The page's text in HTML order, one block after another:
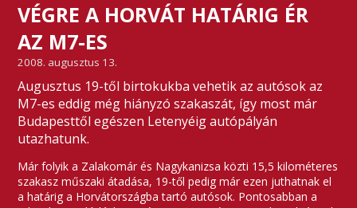
VÉGRE A HORVÁT HATÁRIG ÉR
AZ M7-ES
2008. augusztus 13.
Augusztus 19-től birtokukba vehetik az autósok az
M7-es eddig még hiányzó szakaszát, így most már
Budapesttől egészen Letenyéig autópályán
utazhatunk.
Már folyik a Zalakomár és Nagykanizsa közti 15,5 kilométeres
szakasz műszaki átadása, 19-től pedig már ezen juthatnak el
a határig a Horvátországba tartó autósok. Pontosabban a